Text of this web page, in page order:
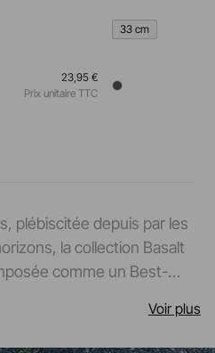
23,95 €
Prix unitaire TTC
33 cm
plébiscitée depuis par les
la collection Basalt
comme un Best-
à partir d’une pâte
Voir plus